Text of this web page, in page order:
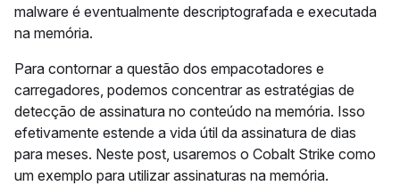
malware é eventualmente descriptografada e executada
na memória.
Para contornar a questão dos empacotadores e
carregadores, podemos concentrar as estratégias de
detecção de assinatura no conteúdo na memória. Isso
efetivamente estende a vida útil da assinatura de dias
para meses. Neste post, usaremos o Cobalt Strike como
um exemplo para utilizar assinaturas na memória.